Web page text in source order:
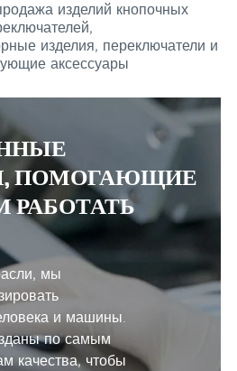
изделий кнопочных
изделия, переключатели и
аксессуары
ПОМОГАЮЩИЕ
мы
и машины.
по самым
качества, чтобы